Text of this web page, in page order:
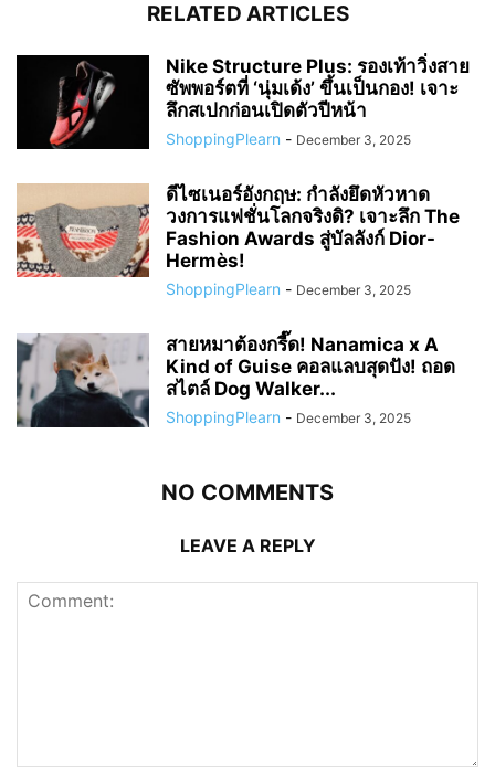
RELATED ARTICLES
Nike Structure Plus: รองเท้าวิ่งสาย
ซัพพอร์ตที่ ‘นุ่มเด้ง’ ขึ้นเป็นกอง! เจาะ
ลึกสเปกก่อนเปิดตัวปีหน้า
ShoppingPlearn - December 3, 2025
ดีไซเนอร์อังกฤษ: กำลังยึดหัวหาด
วงการแฟชั่นโลกจริงดิ? เจาะลึก The
Fashion Awards สู่บัลลังก์ Dior-
Hermès!
ShoppingPlearn - December 3, 2025
สายหมาต้องกรี๊ด! Nanamica x A
Kind of Guise คอลแลบสุดปัง! ถอด
สไตล์ Dog Walker...
ShoppingPlearn - December 3, 2025
NO COMMENTS
LEAVE A REPLY